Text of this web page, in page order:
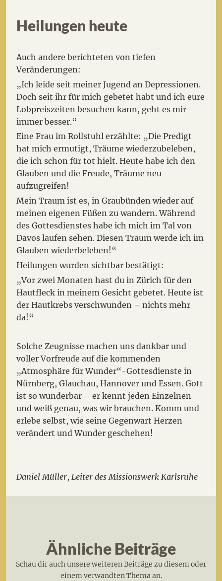
Heilungen heute
Auch andere berichteten von tiefen
Veränderungen:
„Ich leide seit meiner Jugend an Depressionen.
Doch seit ihr für mich gebetet habt und ich eure
Lobpreiszeiten besuchen kann, geht es mir
immer besser.“
Eine Frau im Rollstuhl erzählte: „Die Predigt
hat mich ermutigt, Träume wiederzubeleben,
die ich schon für tot hielt. Heute habe ich den
Glauben und die Freude, Träume neu
aufzugreifen!
Mein Traum ist es, in Graubünden wieder auf
meinen eigenen Füßen zu wandern. Während
des Gottesdienstes habe ich mich im Tal von
Davos laufen sehen. Diesen Traum werde ich im
Glauben wiederbeleben!“
Heilungen wurden sichtbar bestätigt:
„Vor zwei Monaten hast du in Zürich für den
Hautfleck in meinem Gesicht gebetet. Heute ist
der Hautkrebs verschwunden – nichts mehr
da!“
Solche Zeugnisse machen uns dankbar und
voller Vorfreude auf die kommenden
„Atmosphäre für Wunder“-Gottesdienste in
Nürnberg, Glauchau, Hannover und Essen. Gott
ist so wunderbar – er kennt jeden Einzelnen
und weiß genau, was wir brauchen. Komm und
erlebe selbst, wie seine Gegenwart Herzen
verändert und Wunder geschehen!
Daniel Müller,Leiter des Missionswerk Karlsruhe
Ähnliche Beiträge
Schau dir auch unsere weiteren Beiträge zu diesem oder
einem verwandten Thema an.